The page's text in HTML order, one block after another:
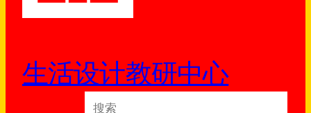
生活设计教研中心